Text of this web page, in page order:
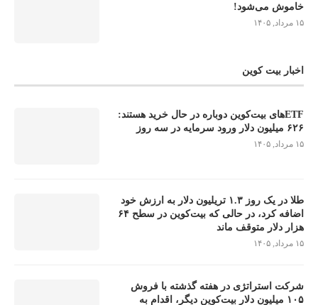
خاموش می‌شود!
۱۵ مرداد, ۱۴۰۵
اخبار بیت کوین
ETFهای بیت‌کوین دوباره در حال خرید هستند:
۶۲۶ میلیون دلار ورود سرمایه در سه روز
۱۵ مرداد, ۱۴۰۵
طلا در یک روز ۱.۳ تریلیون دلار به ارزش خود
اضافه کرد، در حالی که بیت‌کوین در سطح ۶۴
هزار دلار متوقف ماند
۱۵ مرداد, ۱۴۰۵
شرکت استراتژی در هفته گذشته با فروش
۱۰۵ میلیون دلار بیت‌کوین دیگر، اقدام به